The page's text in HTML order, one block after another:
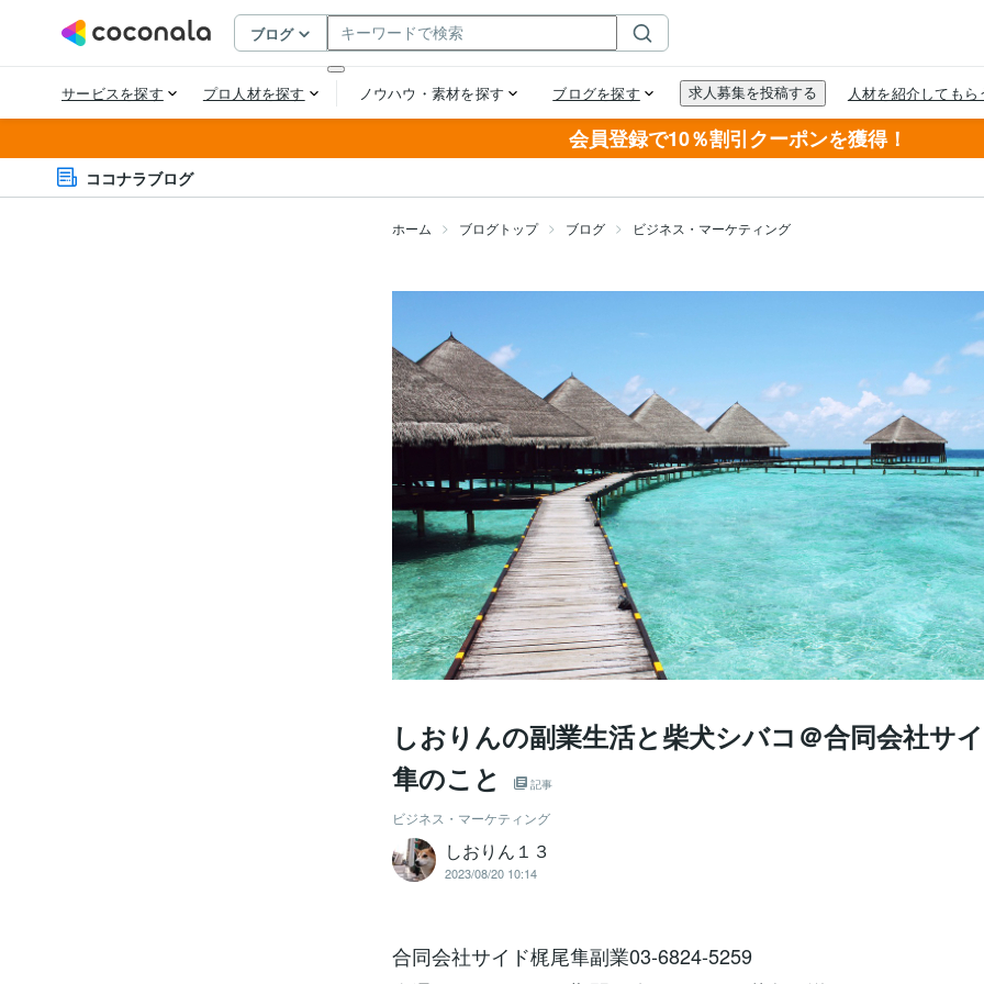
会員登録で10％割引クーポンを獲得！
ココナラブログ
ホーム ブログトップ ブログ ビジネス・マーケティング
しおりんの副業生活と柴犬シバコ＠合同会社サ
隼のこと
記事
ビジネス・マーケティング
しおりん１３
2023/08/20 10:14
合同会社サイド梶尾隼副業03-6824-5259